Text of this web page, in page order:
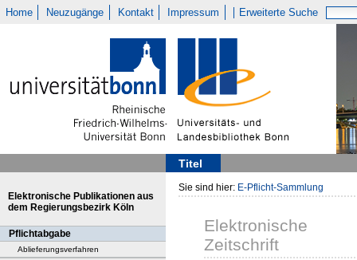
Home Neuzugänge Kontakt Impressum Erweiterte Suche
Titel
Elektronische Publikationen aus
dem Regierungsbezirk Köln
Pflichtabgabe
Ablieferungsverfahren
Sie sind hier: E-Pflicht-Sammlung
Elektronische
Zeitschrift